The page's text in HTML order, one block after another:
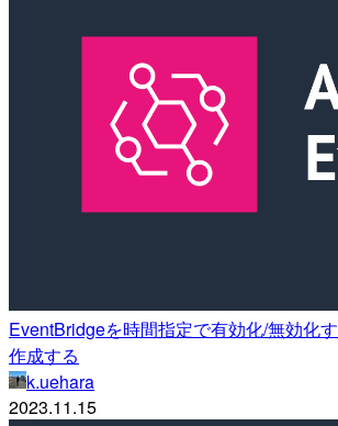
EventBridgeを時間指定で有効化/無効化
作成する
k.uehara
2023.11.15